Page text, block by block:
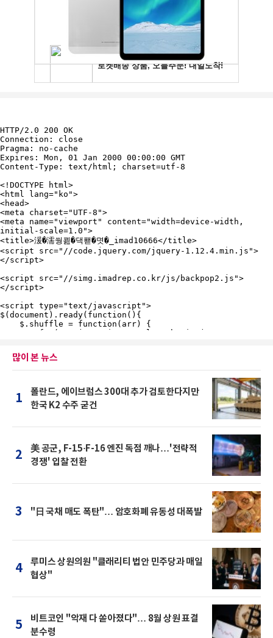
많이 본 뉴스
1
폴란드, 에이브럼스 300대 추가 검토한다지만
한국 K2 수주 굳건
2
美 공군, F-15·F-16 엔진 독점 깨나…'전략적
경쟁' 입찰 전환
3 "日 국채 매도 폭탄"… 암호화폐 유동성 대폭발
4
루미스 상원의원 "클래리티 법안 민주당과 매일
협상"
5
비트코인 "악재 다 쏟아졌다"… 8월 상원 표결
분수령